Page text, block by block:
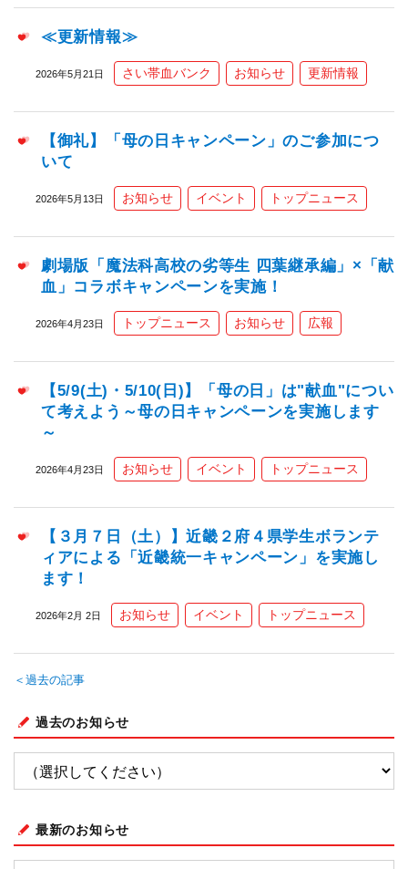
≪更新情報≫
2026年5月21日 さい帯血バンク お知らせ 更新情報
【御礼】「母の日キャンペーン」のご参加につ
いて
2026年5月13日 お知らせ イベント トップニュース
劇場版「魔法科高校の劣等生 四葉継承編」×「献
血」コラボキャンペーンを実施！
2026年4月23日 トップニュース お知らせ 広報
【5/9(土)・5/10(日)】「母の日」は"献血"につい
て考えよう～母の日キャンペーンを実施します
～
2026年4月23日 お知らせ イベント トップニュース
【３月７日（土）】近畿２府４県学生ボランテ
ィアによる「近畿統一キャンペーン」を実施し
ます！
2026年2月 2日 お知らせ イベント トップニュース
＜過去の記事
過去のお知らせ
最新のお知らせ